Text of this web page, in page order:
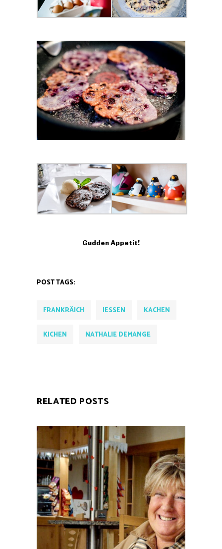
Gudden Appetit!
POST TAGS:
FRANKRÄICH IESSEN KACHEN
KICHEN NATHALIE DEMANGE
RELATED POSTS